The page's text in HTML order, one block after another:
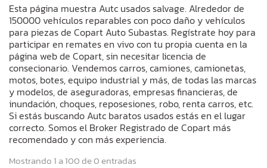
Esta página muestra Autc usados salvage. Alrededor de
150000 vehículos reparables con poco daño y vehículos
para piezas de Copart Auto Subastas. Regístrate hoy para
participar en remates en vivo con tu propia cuenta en la
página web de Copart, sin necesitar licencia de
consecionario. Vendemos carros, camiones, camionetas,
motos, botes, equipo industrial y más, de todas las marcas
y modelos, de aseguradoras, empresas financieras, de
inundación, choques, reposesiones, robo, renta carros, etc.
Si estás buscando Autc baratos usados estás en el lugar
correcto. Somos el Broker Registrado de Copart más
recomendado y con más experiencia.
Mostrando 1 a 100 de 0 entradas